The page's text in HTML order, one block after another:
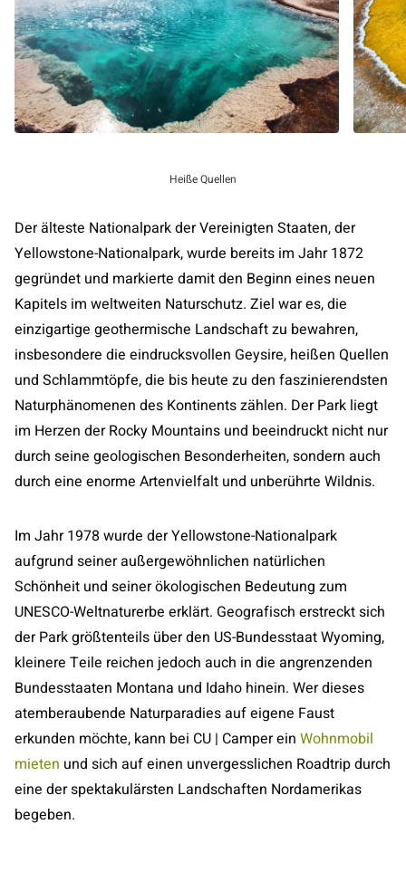
Heiße Quellen
Der älteste Nationalpark der Vereinigten Staaten, der
Yellowstone-Nationalpark, wurde bereits im Jahr 1872
gegründet und markierte damit den Beginn eines neuen
Kapitels im weltweiten Naturschutz. Ziel war es, die
einzigartige geothermische Landschaft zu bewahren,
insbesondere die eindrucksvollen Geysire, heißen Quellen
und Schlammtöpfe, die bis heute zu den faszinierendsten
Naturphänomenen des Kontinents zählen. Der Park liegt
im Herzen der Rocky Mountains und beeindruckt nicht nur
durch seine geologischen Besonderheiten, sondern auch
durch eine enorme Artenvielfalt und unberührte Wildnis.
Im Jahr 1978 wurde der Yellowstone-Nationalpark
aufgrund seiner außergewöhnlichen natürlichen
Schönheit und seiner ökologischen Bedeutung zum
UNESCO-Weltnaturerbe erklärt. Geografisch erstreckt sich
der Park größtenteils über den US-Bundesstaat Wyoming,
kleinere Teile reichen jedoch auch in die angrenzenden
Bundesstaaten Montana und Idaho hinein. Wer dieses
atemberaubende Naturparadies auf eigene Faust
erkunden möchte, kann bei CU | Camper ein Wohnmobil
mieten und sich auf einen unvergesslichen Roadtrip durch
eine der spektakulärsten Landschaften Nordamerikas
begeben.